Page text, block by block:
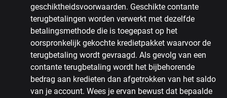
geschiktheidsvoorwaarden. Geschikte contante
terugbetalingen worden verwerkt met dezelfde
betalingsmethode die is toegepast op het
oorspronkelijk gekochte kredietpakket waarvoor de
terugbetaling wordt gevraagd. Als gevolg van een
contante terugbetaling wordt het bijbehorende
bedrag aan kredieten dan afgetrokken van het saldo
van je account. Wees je ervan bewust dat bepaalde